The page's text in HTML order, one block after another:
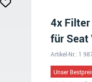
4x Filter
für Seat
Artikel-Nr.: 1
Unser